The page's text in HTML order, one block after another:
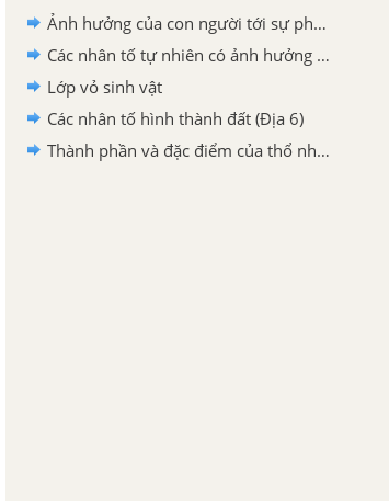
Ảnh hưởng của con người tới sự phân bố các loài động vật, thực vật trên Trái Đất
Các nhân tố tự nhiên có ảnh hưởng đến sự phân bố thực vật, động vật
Lớp vỏ sinh vật
Các nhân tố hình thành đất (Địa 6)
Thành phần và đặc điểm của thổ nhưỡng